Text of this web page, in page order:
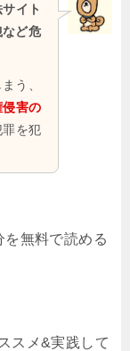
イト
ど危
う、
害の
を犯
無料で読める
スメ&実践して